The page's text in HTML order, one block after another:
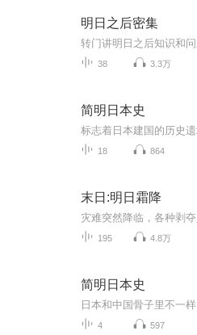
明日之后密集
38 3.3万
简明日本史
18 864
末日:明日霜降
195 4.8万
简明日本史
日本和中国骨子里不一样
4 597